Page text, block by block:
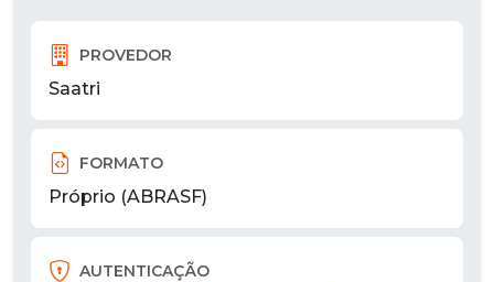
PROVEDOR
Saatri
FORMATO
Próprio (ABRASF)
AUTENTICAÇÃO